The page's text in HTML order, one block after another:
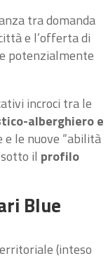
tra domanda
e l’offerta di
potenzialmente
incroci tra le
alberghiero e
le nuove “abilità
il profilo
Blue
(inteso